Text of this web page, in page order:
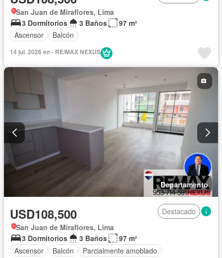
San Juan de Miraflores, Lima
3 Dormitorios
3 Baños
97 m²
Ascensor
Balcón
14 jul. 2026 en - RE/MAX NEXUS
Departamento
USD108,500
Destacado
San Juan de Miraflores, Lima
3 Dormitorios
3 Baños
97 m²
Ascensor
Balcón Parcialmente amoblado